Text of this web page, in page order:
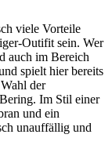
viele Vorteile
Outifit sein. Wer
auch im Bereich
spielt hier bereits
der
Im Stil einer
und ein
unauffällig und